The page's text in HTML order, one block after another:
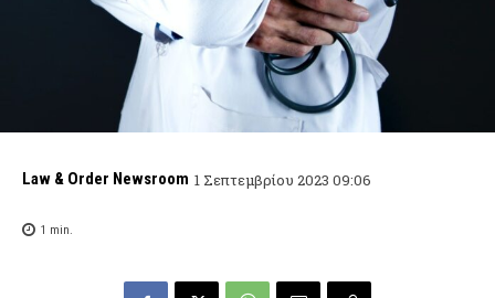
Law & Order Newsroom 1 Σεπτεμβρίου 2023 09:06
1 min.